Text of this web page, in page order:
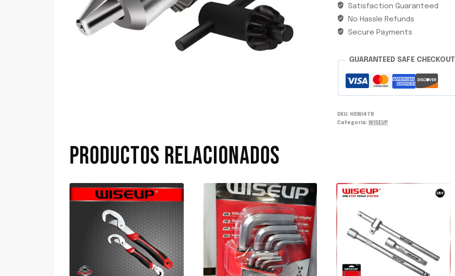
S/ROSCA
C/LLAVE
WISEUP
cantidad
Satisfaction Guaranteed
No Hassle Refunds
Secure Payments
GUARANTEED SAFE CHECKOUT
SKU: HEWI478
Categoría:WISEUP
PRODUCTOS RELACIONADOS